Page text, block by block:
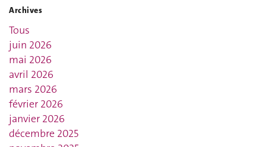
Archives
Tous
juin 2026
mai 2026
avril 2026
mars 2026
février 2026
janvier 2026
décembre 2025